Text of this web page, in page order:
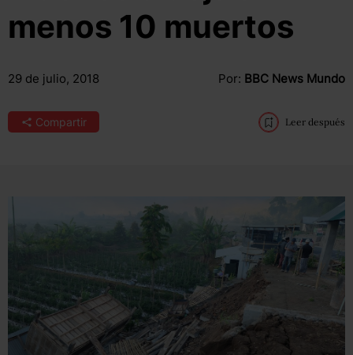
menos 10 muertos
29 de julio, 2018 Por: BBC News Mundo
Compartir Leer después